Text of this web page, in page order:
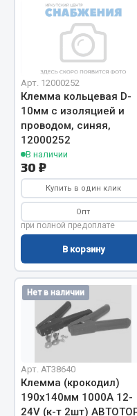
Весь раздел
Запчасти ЯМЗ
Двигатель
Система питания
Система выпуска газа
Система охлаждения
Коробка передач
Рулевое управление
Весь раздел
Запчасти HOWO
Тормозная система
Двигатель
Подвеска
Арт. 12000252
Клемма кольцевая D-
10мм с изоляцией и
проводом, синяя,
12000252
В наличии
30 ₽
Купить в один клик
Опт
при полной предоплате
В корзину
Нет в наличии
Арт. AT38640
Клемма (крокодил)
190х140мм 1000А 12-
24V (к-т 2шт)